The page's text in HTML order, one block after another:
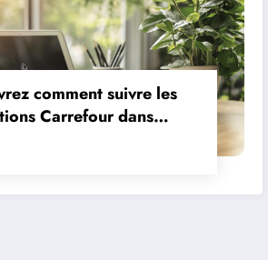
comment suivre les
Carrefour dans